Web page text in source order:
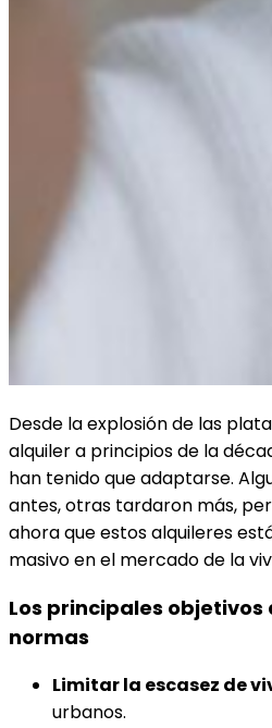
Desde la explosión de las
alquiler a principios de la
han tenido que adaptarse.
antes, otras tardaron más,
ahora que estos alquileres
masivo en el mercado de la
Los principales objetivos
normas
Limitar la escasez de
urbanos.